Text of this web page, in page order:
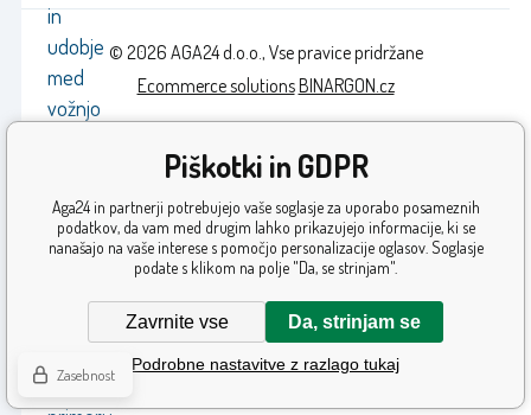
in
udobje
med
vožnjo
odstranljiva
in
jo
© 2026 AGA24 d.o.o., Vse pravice pridržane
Ecommerce solutionsBINARGON.cz
Piškotki in GDPR
Aga24 in partnerji potrebujejo vaše soglasje za uporabo posameznih
podatkov, da vam med drugim lahko prikazujejo informacije, ki se
nanašajo na vaše interese s pomočjo personalizacije oglasov. Soglasje
podate s klikom na polje "Da, se strinjam".
Zavrnite vse Da, strinjam se
Podrobne nastavitve z razlago tukaj
Zasebnost